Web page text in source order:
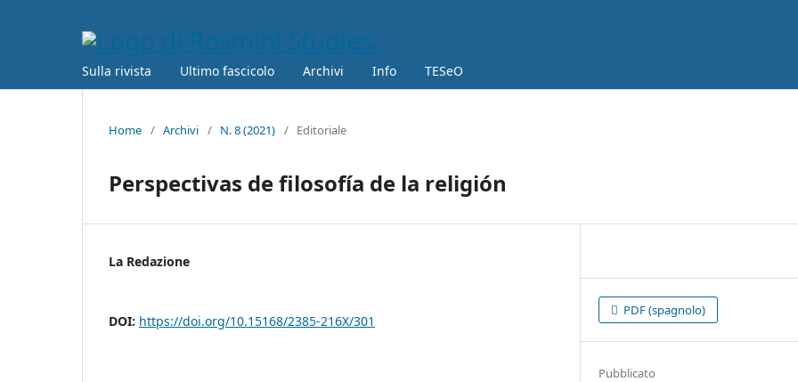
Sulla rivista Ultimo fascicolo Archivi Info TESeO
Home / Archivi / N. 8 (2021) / Editoriale
Perspectivas de filosofía de la religión
La Redazione
DOI: https://doi.org/10.15168/2385-216X/301
PDF (spagnolo)
Pubblicato